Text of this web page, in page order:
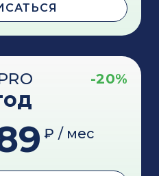
-20%
₽ / мес